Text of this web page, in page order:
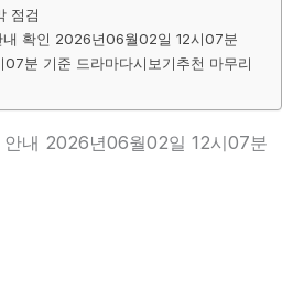
점검
내 확인 2026년06월02일 12시07분
분 기준 드라마다시보기추천 마무리
안내 2026년06월02일 12시07분